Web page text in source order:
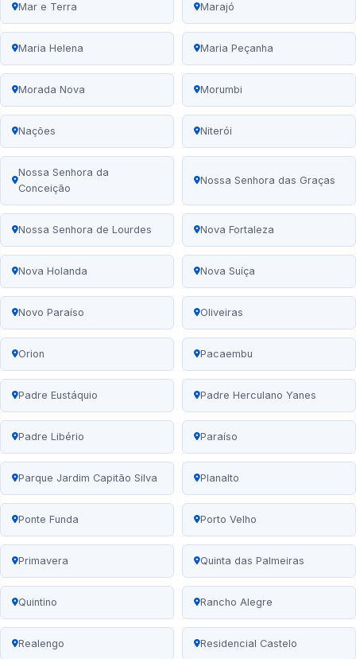
Mar e Terra Marajó
Maria Helena Maria Peçanha
Morada Nova Morumbi
Nações Niterói
Nossa Senhora da
Conceição
Nossa Senhora das Graças
Nossa Senhora de Lourdes Nova Fortaleza
Nova Holanda Nova Suíça
Novo Paraíso Oliveiras
Orion Pacaembu
Padre Eustáquio Padre Herculano Yanes
Padre Libério Paraíso
Parque Jardim Capitão Silva Planalto
Ponte Funda Porto Velho
Primavera Quinta das Palmeiras
Quintino Rancho Alegre
Realengo Residencial Castelo